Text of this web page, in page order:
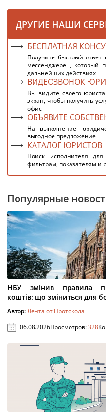
ДРУГИЕ НАШИ
БЕСПЛАТНАЯ
Получите быстрый
мессенджере , который
дальнейших действиях
ВИДЕОЗВОНОК
Вы видите своего
экран, чтобы получить
офис
ОБЪЯВИТЕ
На выполнение
выгодное предложение
КАТАЛОГ ЮРИСТОВ
Поиск исполнителя
фильтрам, показателям и
Популярные
НБУ змінив правила
коштів: що зміниться для
Автор:Лента от Протокола
06.08.2026Просмотров:328